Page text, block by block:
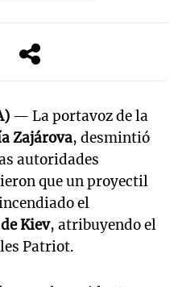
— La portavoz de la
Zajárova, desmintió
autoridades
que un proyectil
el
Kiev, atribuyendo el
Patriot.